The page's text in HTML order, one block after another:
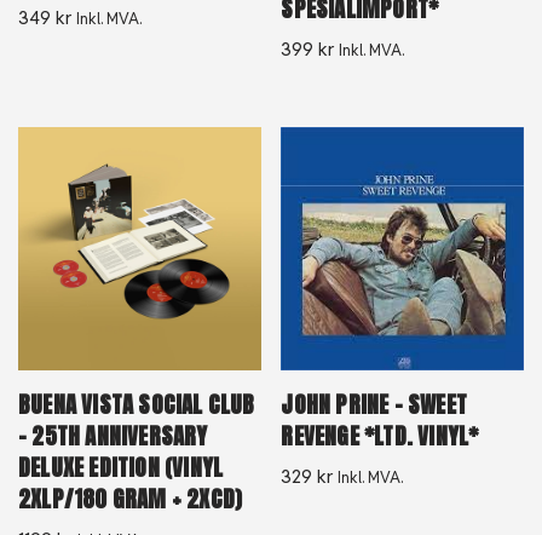
349 kr Inkl. MVA.
SPESIALIMPORT*
399kr Inkl. MVA.
BUENA VISTA SOCIAL CLUB
– 25TH ANNIVERSARY
DELUXE EDITION (VINYL
2XLP/180 GRAM + 2XCD)
JOHN PRINE – SWEET
REVENGE *LTD. VINYL*
329kr Inkl. MVA.